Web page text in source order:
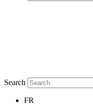
Search
FR